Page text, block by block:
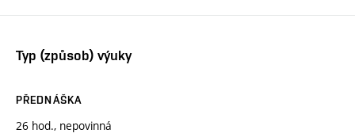
Typ (způsob) výuky
PŘEDNÁŠKA
26 hod., nepovinná